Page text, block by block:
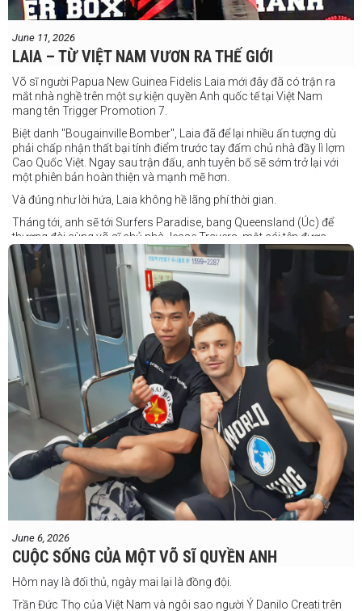
June 11, 2026
LAIA – TỪ VIỆT NAM VƯƠN RA THẾ GIỚI
Võ sĩ người Papua New Guinea Fidelis Laia mới đây đã có trận ra
mắt nhà nghề trên một sự kiện quyền Anh quốc tế tại Việt Nam
mang tên Trigger Promotion 7.
Biệt danh "Bougainville Bomber", Laia đã để lại nhiều ấn tượng dù
phải chấp nhận thất bại tính điểm trước tay đấm chủ nhà đầy lì lợm
Cao Quốc Việt. Ngay sau trận đấu, anh tuyên bố sẽ sớm trở lại với
một phiên bản hoàn thiện và mạnh mẽ hơn.
Và đúng như lời hứa, Laia không hề lãng phí thời gian.
Tháng tới, anh sẽ tới Surfers Paradise, bang Queensland (Úc) để
thượng đài cùng võ sĩ chủ nhà Jesse Travers, một cái tên được
đánh giá là có thực lực nhưng vẫn chưa nhận được sự chú ý tương
xứng.
Travers sở hữu nền tảng nghiệp dư rất đáng nể và từ lâu đã được
xem là một võ sĩ giàu tiềm năng. Trong quá khứ, anh từng có những
trận đấu rất sít sao với các đối thủ chất lượng như Clay Waterman
và Steve Spark.
Sau bảy năm rời xa võ đài, Travers trở lại thi đấu vào tháng 4 năm
nay và ngay lập tức gây ấn tượng mạnh khi hạ gục Blake Payne
ngay trong hiệp đầu tiên. Giờ đây, anh sẽ hướng tới việc nối dài đà
thăng tiến đó khi đối đầu với vị khách đến từ Papua New Guinea.
Tuy nhiên, Laia không hề e ngại thử thách phía trước.
"Đây là cơ hội tuyệt vời để tôi bước thêm một bước trên con đường
sự nghiệp," Laia chia sẻ.
"Tôi sẽ tăng hạng cân để đấu với võ sĩ người Úc này, nhưng điều đó
không thành vấn đề vì trước đây tôi đã từng thi đấu ở hạng cân đó.
thắng. Sau trận đấu này, tôi cũng đã có
một trận đấu khác được lên lịch tại
Philippines
June 6, 2026
CUỘC SỐNG CỦA MỘT VÕ SĨ QUYỀN ANH
Hôm nay là đối thủ, ngày mai lại là đồng đội.
Trần Đức Thọ của Việt Nam và ngôi sao người Ý Danilo Creati trên